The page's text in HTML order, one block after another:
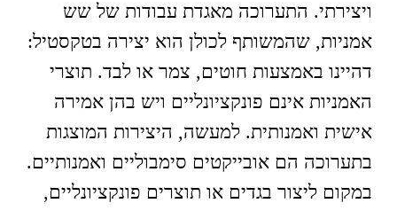
ויצירתי. התערוכה מאגדת עבודות של שש
אמניות, שהמשותף לכולן הוא יצירה בטקסטיל:
דהיינו באמצעות חוטים, צמר או לבד. תוצרי
האמניות אינם פונקציונליים ויש בהן אמירה
אישית ואמנותית. למעשה, היצירות המוצגות
בתערוכה הם אובייקטים סימבוליים ואמנותיים.
במקום ליצור בגדים או תוצרים פונקציונליים,